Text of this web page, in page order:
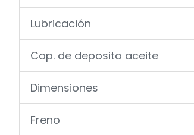
Lubricación
Cap. de deposito aceite
Dimensiones
Freno